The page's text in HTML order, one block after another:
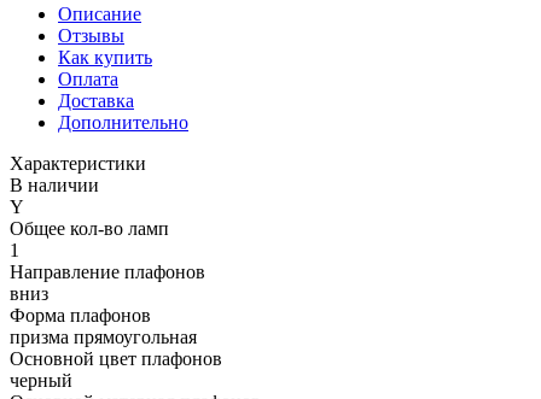
Описание
Отзывы
Как купить
Оплата
Доставка
Дополнительно
Характеристики
В наличии
Y
Общее кол-во ламп
1
Направление плафонов
вниз
Форма плафонов
призма прямоугольная
Основной цвет плафонов
черный